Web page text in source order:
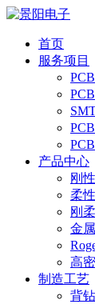
首页
服务项目
产品中心
刚
柔
刚
金
高
制造工艺
背